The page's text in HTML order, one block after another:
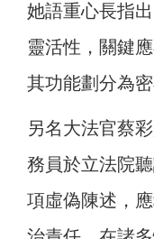
她語重心長指
靈活性，關鍵
其功能劃分為
另名大法官蔡
務員於立法院
項虛偽陳述，